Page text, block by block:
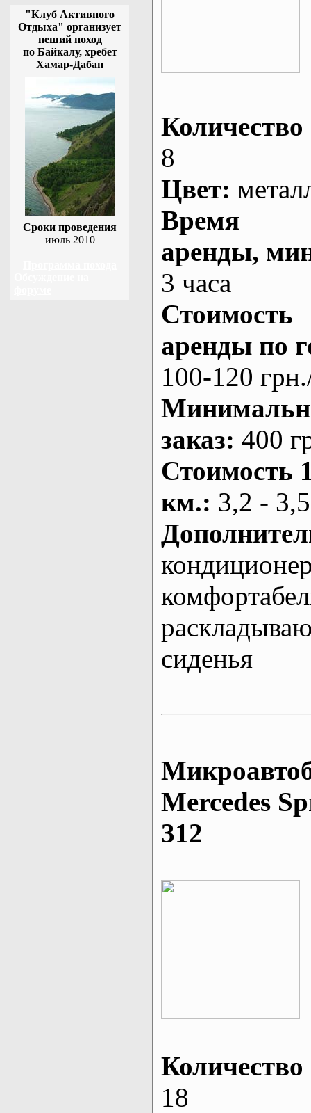
"Клуб Активного
Отдыха" организует
пеший поход
по Байкалу, хребет
Хамар-Дабан
Сроки проведения
июль 2010
Количество
8
Цвет:
Время
аренды,
3 часа
Стоимость
аренды по
100-120
заказ: 400
Стоимость
км.: 3,2 -
сиденья
Mеrcedes
312
Количество
18